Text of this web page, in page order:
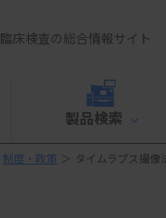
臨床検査の総合情報サイト
製品検索
制度・政策 ＞ タイムラプス撮